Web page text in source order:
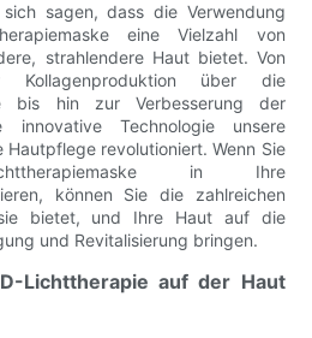
sagen, dass die Verwendung
eine Vielzahl von
strahlendere Haut bietet. Von
über die
bis hin zur Verbesserung der
Technologie unsere
Hautpflege revolutioniert. Wenn Sie
in Ihre
können Sie die zahlreichen
bietet, und Ihre Haut auf die
und Revitalisierung bringen.
Lichttherapie auf der Haut